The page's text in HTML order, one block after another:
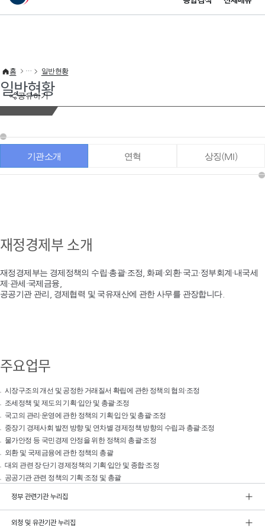
이 누리집은 대한민국 공식 전자정부 누리집입니다.
공유하기
홈 일반현황
일반현황
기관소개 연혁 상징(MI)
재정경제부 소개
재정경제부는 경제정책의 수립·총괄·조정, 화폐·외환·국고·정부회계·내국세
제·관세·국제금융,
공공기관 관리, 경제협력 및 국유재산에 관한 사무를 관장합니다.
주요업무
시장구조의 개선 및 공정한 거래질서 확립에 관한 정책의 협의·조정
조세정책 및 제도의 기획·입안 및 총괄·조정
국고의 관리·운영에 관한 정책의 기획·입안 및 총괄·조정
중장기 경제사회 발전 방향 및 연차별 경제정책 방향의 수립과 총괄·조정
물가안정 등 국민경제 안정을 위한 정책의 총괄·조정
외환 및 국제금융에 관한 정책의 총괄
대외 관련 장·단기 경제정책의 기획·입안 및 종합·조정
공공기관 관련 정책의 기획·조정 및 총괄
정부 관련기관 누리집
외청 및 유관기관 누리집